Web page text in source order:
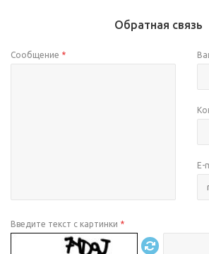
Обратная связь
Сообщение *
E-
Введите текст с картинки *